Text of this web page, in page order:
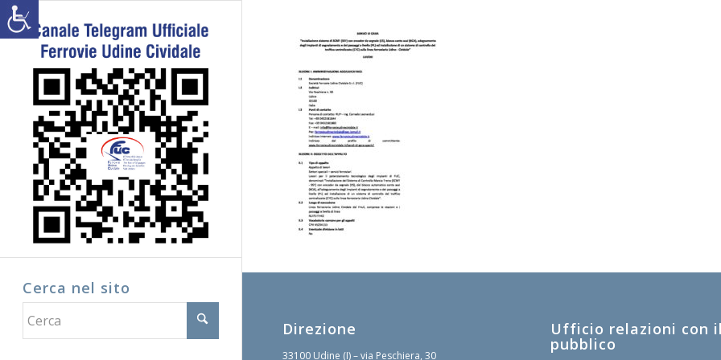
Cerca nel sito
Direzione
33100 Udine (I) – via Peschiera, 30
Ufficio relazioni con
pubblico